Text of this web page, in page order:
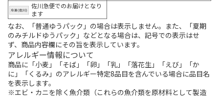
佐川急便でのお届けとなり
ます
なお、「普通ゆうパック」の場合は表示しません。また、「夏期
のみチルドゆうパック」などとなる場合は、記号での表示はせ
ず、商品内容欄にその旨を表示しています。
アレルギー情報について
商品に「小麦」「そば」「卵」「乳」「落花生」「えび」「か
に」「くるみ」のアレルギー特定8品目を含んでいる場合に品目名
を表示します。
※エビ・カニを除く魚介類（これらの魚介類を原材料として製造